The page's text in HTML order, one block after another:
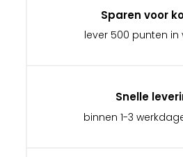
Sparen voor
lever 500 punten
Snelle
binnen 1-3